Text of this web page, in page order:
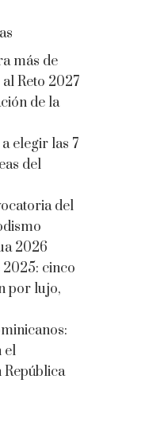
más de
Reto 2027
de la
elegir las 7
del
del
2026
2025: cinco
por lujo,
el